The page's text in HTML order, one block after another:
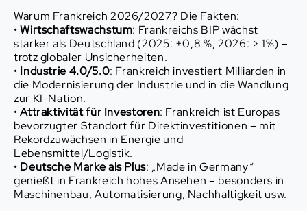
Warum Frankreich 2026/2027? Die Fakten:
•Wirtschaftswachstum: Frankreichs BIP wächst
stärker als Deutschland (2025: +0,8 %, 2026: > 1%) –
trotz globaler Unsicherheiten.
• Industrie 4.0/5.0: Frankreich investiert Milliarden in
die Modernisierung der Industrie und in die Wandlung
zur KI-Nation.
•Attraktivität für Investoren: Frankreich ist Europas
bevorzugter Standort für Direktinvestitionen – mit
Rekordzuwächsen in Energie und
Lebensmittel/Logistik.
• Deutsche Marke als Plus: „Made in Germany“
genießt in Frankreich hohes Ansehen – besonders in
Maschinenbau, Automatisierung, Nachhaltigkeit usw.